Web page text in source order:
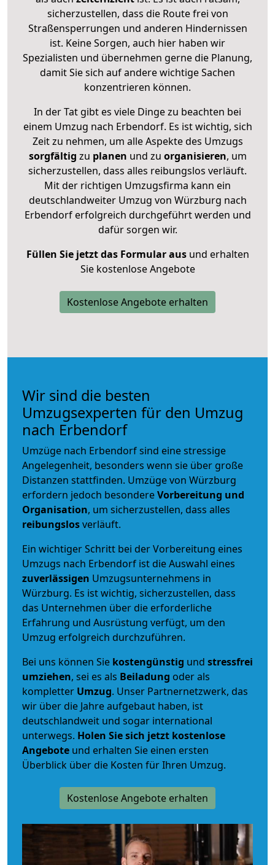
sicherzustellen, dass die Route frei von
Straßensperrungen und anderen Hindernissen
ist. Keine Sorgen, auch hier haben wir
Spezialisten und übernehmen gerne die Planung,
damit Sie sich auf andere wichtige Sachen
konzentrieren können.
In der Tat gibt es viele Dinge zu beachten bei
einem Umzug nach Erbendorf. Es ist wichtig, sich
Zeit zu nehmen, um alle Aspekte des Umzugs
sorgfältig zu planen und zu organisieren, um
sicherzustellen, dass alles reibungslos verläuft.
Mit der richtigen Umzugsfirma kann ein
deutschlandweiter Umzug von Würzburg nach
Erbendorf erfolgreich durchgeführt werden und
dafür sorgen wir.
Füllen Sie jetzt das Formular ausund erhalten
Sie kostenlose Angebote
Kostenlose Angebote erhalten
Wir sind die besten
Umzugsexperten für den Umzug
nach Erbendorf
Umzüge nach Erbendorf sind eine stressige
Angelegenheit, besonders wenn sie über große
Distanzen stattfinden. Umzüge von Würzburg
erfordern jedoch besondereVorbereitung und
Organisation, um sicherzustellen, dass alles
reibungslosverläuft.
Ein wichtiger Schritt bei der Vorbereitung eines
Umzugs nach Erbendorf ist die Auswahl eines
zuverlässigen Umzugsunternehmens in
Würzburg. Es ist wichtig, sicherzustellen, dass
das Unternehmen über die erforderliche
Erfahrung und Ausrüstung verfügt, um den
Umzug erfolgreich durchzuführen.
Bei uns können Sie kostengünstig und stressfrei
umziehen, sei es als Beiladung oder als
kompletter Umzug. Unser Partnernetzwerk, das
wir über die Jahre aufgebaut haben, ist
deutschlandweit und sogar international
unterwegs. Holen Sie sich jetzt kostenlose
Angebote und erhalten Sie einen ersten
Überblick über die Kosten für Ihren Umzug.
Kostenlose Angebote erhalten